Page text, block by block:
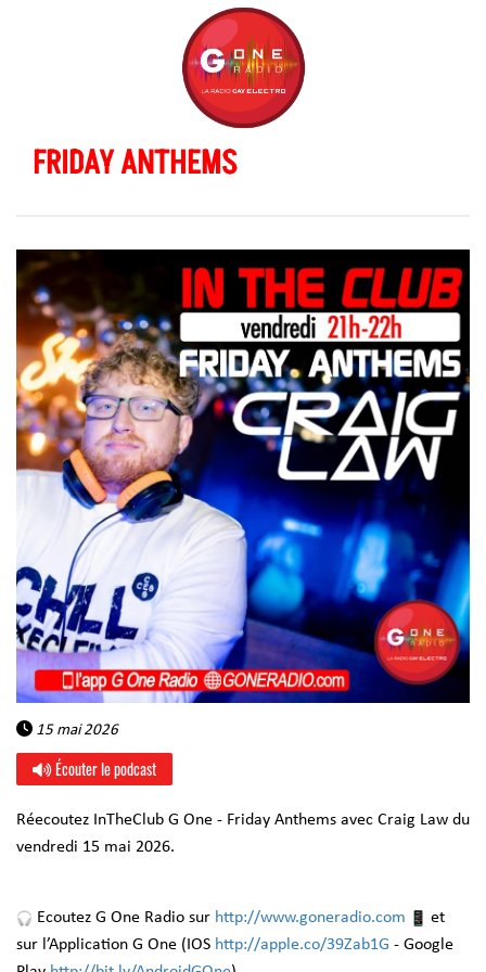
FRIDAY ANTHEMS
15 mai 2026
Écouter le podcast
Réecoutez InTheClub G One - Friday Anthems avec Craig Law du
vendredi 15 mai 2026.
Ecoutez G One Radio sur http://www.goneradio.com
et
sur l’Application G One (IOS http://apple.co/39Zab1G - Google